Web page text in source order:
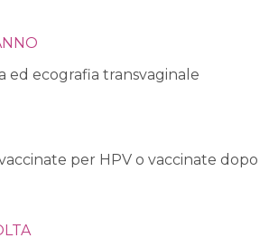
ed ecografia transvaginale
per HPV o vaccinate dopo